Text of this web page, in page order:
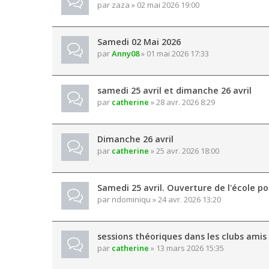
par zaza » 02 mai 2026 19:00
Samedi 02 Mai 2026
parAnny08» 01 mai 2026 17:33
samedi 25 avril et dimanche 26 avril
par catherine » 28 avr. 2026 8:29
Dimanche 26 avril
par catherine » 25 avr. 2026 18:00
Samedi 25 avril. Ouverture de l'école
par ndominiqu » 24 avr. 2026 13:20
sessions théoriques dans les clubs
par catherine » 13 mars 2026 15:35